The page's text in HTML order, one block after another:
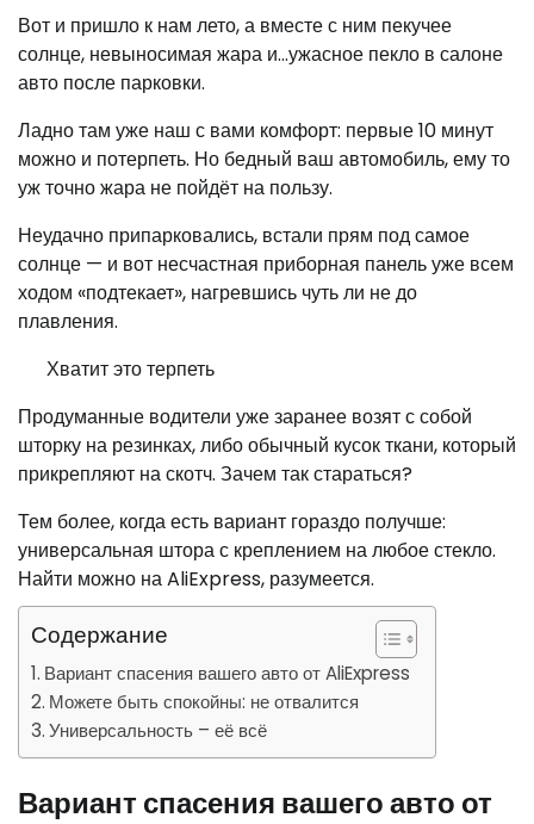
Вот и пришло к нам лето, а вместе с ним пекучее
солнце, невыносимая жара и…ужасное пекло в салоне
авто после парковки.
Ладно там уже наш с вами комфорт: первые 10 минут
можно и потерпеть. Но бедный ваш автомобиль, ему то
уж точно жара не пойдёт на пользу.
Неудачно припарковались, встали прям под самое
солнце — и вот несчастная приборная панель уже всем
ходом «подтекает», нагревшись чуть ли не до
плавления.
Хватит это терпеть
Продуманные водители уже заранее возят с собой
шторку на резинках, либо обычный кусок ткани, который
прикрепляют на скотч. Зачем так стараться?
Тем более, когда есть вариант гораздо получше:
универсальная штора с креплением на любое стекло.
Найти можно на AliExpress, разумеется.
Содержание
Вариант спасения вашего авто от AliExpress
Можете быть спокойны: не отвалится
Универсальность – её всё
Вариант спасения вашего авто от